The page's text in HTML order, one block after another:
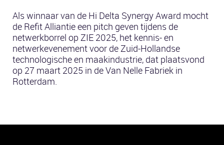
Als winnaar van de Hi Delta Synergy Award mocht
de Refit Alliantie een pitch geven tijdens de
netwerkborrel op ZIE 2025, het kennis- en
netwerkevenement voor de Zuid-Hollandse
technologische en maakindustrie, dat plaatsvond
op 27 maart 2025 in de Van Nelle Fabriek in
Rotterdam.